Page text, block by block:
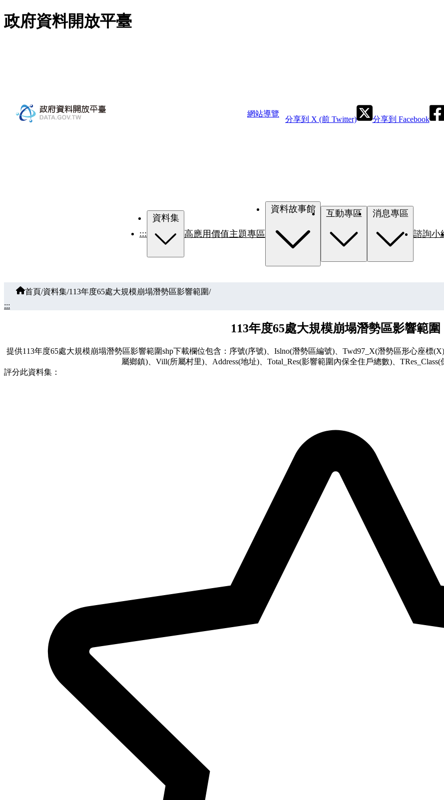
跳至主要內容
政府資料開放平臺
網站導覽
分享到 X (前 Twitter) 分享到 Facebook
:::
資料集
高應用價值主題專區
資料故事館
諮詢小
首頁/資料集/113年度65處大規模崩塌潛勢區影響範圍/
:::
113年度65處大規模崩塌潛勢區影響範圍
提供113年度65處大規模崩塌潛勢區影響範圍shp下載欄位包含：序號(序號)、Islno(潛勢區編號)、Twd97_X(潛勢區形心座標
屬鄉鎮)、Vill(所屬村里)、Address(地址)、Total_Res(影響範圍內保全住戶總數)、
評分此資料集：